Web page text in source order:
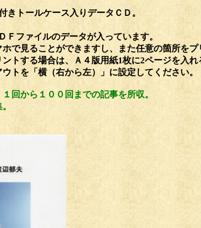
きトールケース入りデータＣＤ。
Ｆファイルのデータが入っています。
で見ることができますし、また任意の箇所を
トする場合は、Ａ４版用紙1枚に2ページを入れ
トを「横（右から左）」に設定してください。
回から１００回までの記事を所収。